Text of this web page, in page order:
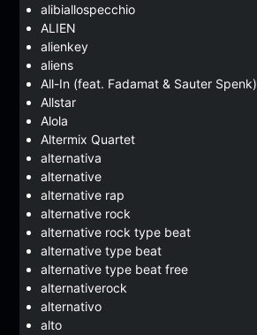
alibiallospecchio
ALIEN
alienkey
aliens
All-In (feat. Fadamat & Sauter Spenk)
Allstar
Alola
Altermix Quartet
alternativa
alternative
alternative rap
alternative rock
alternative rock type beat
alternative type beat
alternative type beat free
alternativerock
alternativo
alto